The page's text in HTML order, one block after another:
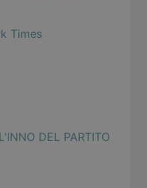
Times
DEL PARTITO